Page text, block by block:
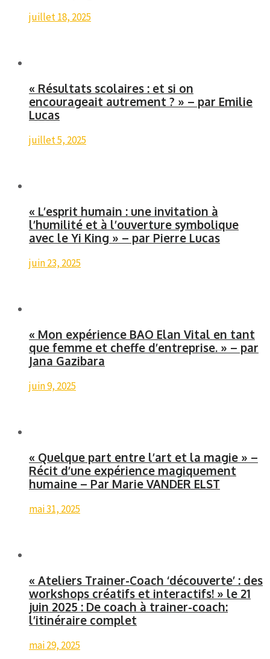
juillet 18, 2025
« Résultats scolaires : et si on
encourageait autrement ? » – par Emilie
Lucas
juillet 5, 2025
« L’esprit humain : une invitation à
l’humilité et à l’ouverture symbolique
avec le Yi King » – par Pierre Lucas
juin 23, 2025
« Mon expérience BAO Elan Vital en tant
que femme et cheffe d’entreprise. » – par
Jana Gazibara
juin 9, 2025
« Quelque part entre l’art et la magie » –
Récit d’une expérience magiquement
humaine – Par Marie VANDER ELST
mai 31, 2025
« Ateliers Trainer-Coach ‘découverte’ : des
workshops créatifs et interactifs! » le 21
juin 2025 : De coach à trainer-coach:
l’itinéraire complet
mai 29, 2025